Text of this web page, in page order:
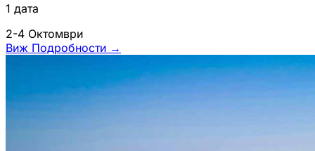
1 дата
2-4 Октомври
Виж Подробности →